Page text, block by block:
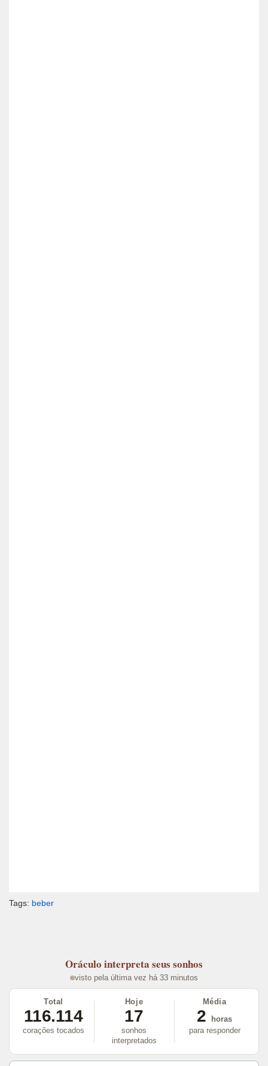
Tags: beber
Oráculo interpreta seus sonhos
visto pela última vez há 33 minutos
Total
116.114
corações tocados
Hoje
17
sonhos
interpretados
Média
2
horas
para responder